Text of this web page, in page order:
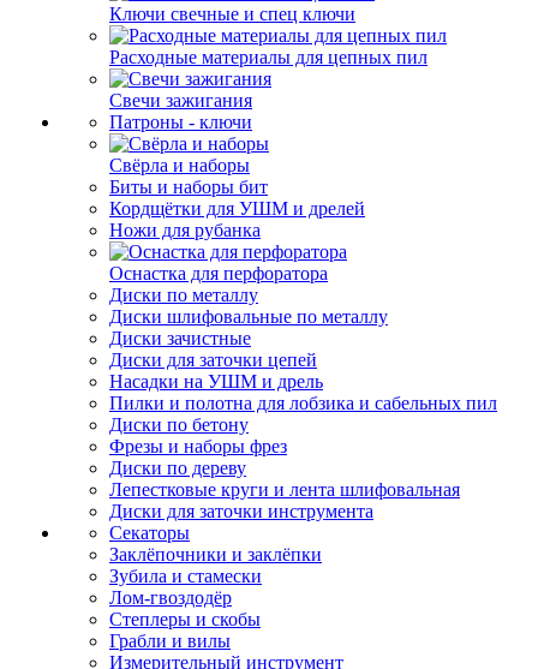
Ключи свечные и спец ключи
Расходные материалы для цепных пил
Свечи зажигания
Патроны - ключи
Свёрла и наборы
Биты и наборы бит
Кордщётки для УШМ и дрелей
Ножи для рубанка
Оснастка для перфоратора
Диски по металлу
Диски шлифовальные по металлу
Диски зачистные
Диски для заточки цепей
Насадки на УШМ и дрель
Пилки и полотна для лобзика и сабельных пил
Диски по бетону
Фрезы и наборы фрез
Диски по дереву
Лепестковые круги и лента шлифовальная
Диски для заточки инструмента
Секаторы
Заклёпочники и заклёпки
Зубила и стамески
Лом-гвоздодёр
Степлеры и скобы
Грабли и вилы
Измерительный инструмент